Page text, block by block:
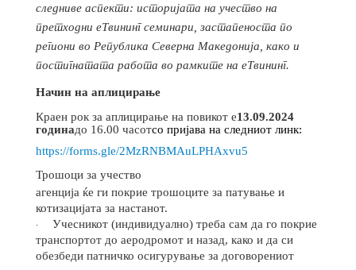
следниве аспекти: историјата на учество на
претходни еТвининг семинари, застапеноста по
региони во Република Северна Македонија, како и
постигнатата работа во рамките на еТвининг.
Начин на аплицирање
Краен рок за аплицирање на повикот е13.09.2024
годинадо 16.00 часотсо пријава на следниот линк:
https://forms.gle/2MzRNBMAuLPHAxvu5
Трошоци за учество
агенција ќе ги покрие трошоците за патување и
котизацијата за настанот.
·
Учесникот (индивидуално) треба сам да го покрие
транспортот до аеродромот и назад, како и да си
обезбеди патничко осигурување за договорениот